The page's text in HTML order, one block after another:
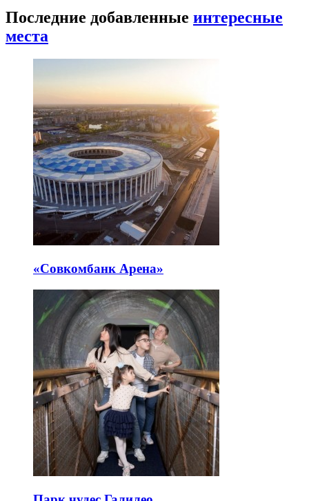
Последние добавленные интересные
места
«Совкомбанк Арена⁠»